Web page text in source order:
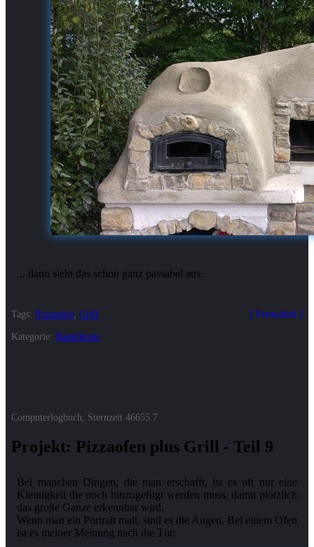
... dann sieht das schon ganz passabel aus.
Permalink
Tags: Pizzaofen Grill
Kategorie: Bastelkram
Computerlogbuch, Sternzeit 46655.7
Projekt: Pizzaofen plus Grill - Teil 9
Bei manchen Dingen, die man erschafft, ist es oft nur eine
Kleinigkeit die noch hinzugefügt werden muss, damit plötzlich
das große Ganze erkennbar wird.
Wenn man ein Portrait malt, sind es die Augen. Bei einem Ofen